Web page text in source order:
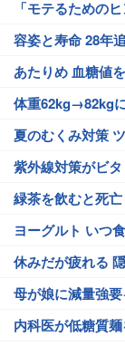
「モテるための
容姿と寿命 28年
あたりめ 血糖値
体重62kg→82kg
夏のむくみ対策
紫外線対策がビ
緑茶を飲むと死
ヨーグルト いつ
休みだが疲れる
母が娘に減量強
内科医が低糖質